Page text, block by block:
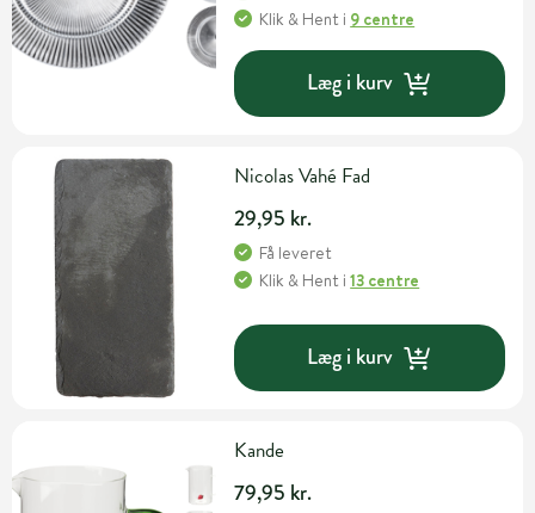
Klik & Hent i 9 centre
Læg i kurv
Nicolas Vahé Fad
29,95 kr.
Få leveret
Klik & Hent i13 centre
Læg i kurv
Kande
79,95 kr.